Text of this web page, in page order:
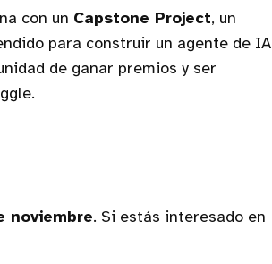
con un Capstone Project, un
para construir un agente de IA
de ganar premios y ser
noviembre. Si estás interesado en